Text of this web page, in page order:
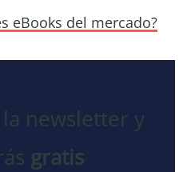
eBooks del mercado?
newsletter y
gratis